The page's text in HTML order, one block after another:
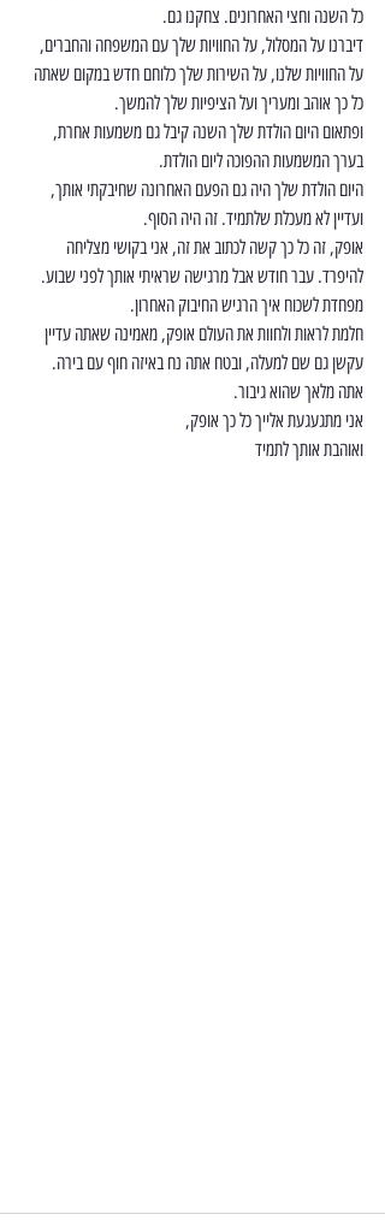
כל השנה וחצי האחרונים. צחקנו גם.
דיברנו על המסלול, על החוויות שלך עם המשפחה והחברים,
על החוויות שלנו, על השירות שלך כלוחם חדש במקום שאתה
כל כך אוהב ומעריך ועל הציפיות שלך להמשך.
ופתאום היום הולדת שלך השנה קיבל גם משמעות אחרת,
בערך המשמעות ההפוכה ליום הולדת.
היום הולדת שלך היה גם הפעם האחרונה שחיבקתי אותך,
ועדיין לא מעכלת שלתמיד. זה היה הסוף.
אופק, זה כל כך קשה לכתוב את זה, אני בקושי מצליחה
להיפרד. עבר חודש אבל מרגישה שראיתי אותך לפני שבוע.
מפחדת לשכוח איך הרגיש החיבוק האחרון.
חלמת לראות ולחוות את העולם אופק, מאמינה שאתה עדיין
עקשן גם שם למעלה, ובטח אתה נח באיזה חוף עם בירה.
אתה מלאך שהוא גיבור.
אני מתגעגעת אלייך כל כך אופק,
ואוהבת אותך לתמיד